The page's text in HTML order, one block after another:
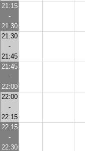
21:15
-
21:30
21:30
-
21:45
21:45
-
22:00
22:00
-
22:15
22:15
-
22:30